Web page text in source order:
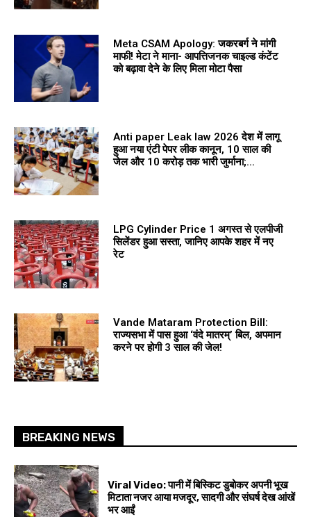
Meta CSAM Apology: जकरबर्ग ने मांगी
माफी! मेटा ने माना- आपत्तिजनक चाइल्ड कंटेंट
को बढ़ावा देने के लिए मिला मोटा पैसा
Anti paper Leak law 2026 देश में लागू
हुआ नया एंटी पेपर लीक कानून, 10 साल की
जेल और 10 करोड़ तक भारी जुर्माना;...
LPG Cylinder Price 1 अगस्त से एलपीजी
सिलेंडर हुआ सस्ता, जानिए आपके शहर में नए
रेट
Vande Mataram Protection Bill:
राज्यसभा में पास हुआ ‘वंदे मातरम्’ बिल, अपमान
करने पर होगी 3 साल की जेल!
BREAKING NEWS
Viral Video: पानी में बिस्किट डुबोकर अपनी भूख
मिटाता नजर आया मजदूर, सादगी और संघर्ष देख आंखें
भर आईं